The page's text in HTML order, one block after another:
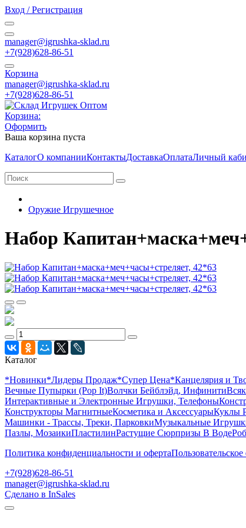
Вход / Регистрация
manager@igrushka-sklad.ru
+7(928)628-86-51
Корзина
manager@igrushka-sklad.ru
+7(928)628-86-51
Корзина:
Оформить
Ваша корзина пуста
КаталогО компанииКонтактыДоставкаОплатаЛичный
Оружие Игрушечное
Набор
Каталог
*Новинки*Лидеры Продаж*Супер Цена*Канцелярия и
Вечные Пупырки (Pop It)Волчки Бейблэйд, Инфинити
Интерактивные и Электронные Игрушки, Телефоны
Конструкторы МагнитныеКосметика и АксессуарыКуклы
Машинки - Трассы, Треки, ПарковкиМузыкальные
Пазлы, МозаикиПластилинРастущие Сюрпризы В Воде
Политика конфиденциальности и оферта
+7(928)628-86-51
manager@igrushka-sklad.ru
Сделано в InSales